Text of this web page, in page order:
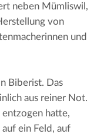
neben Mümliswil,
von
und
Biberist. Das
aus reiner Not.
hatte,
ein Feld, auf